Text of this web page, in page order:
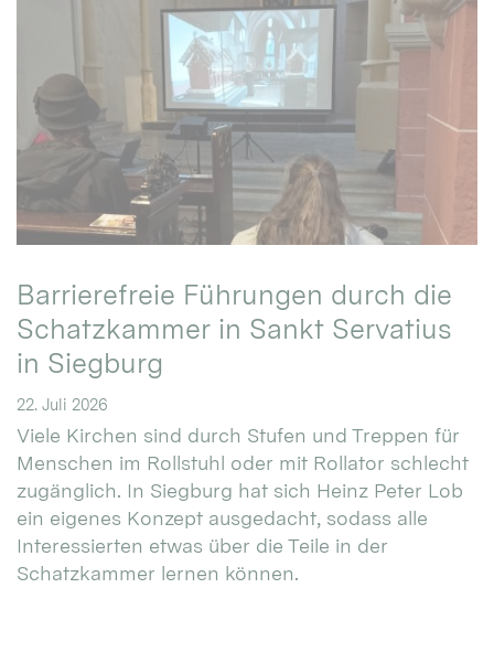
Barrierefreie Führungen durch die
Schatzkammer in Sankt Servatius
in Siegburg
22. Juli 2026
Viele Kirchen sind durch Stufen und Treppen für
Menschen im Rollstuhl oder mit Rollator schlecht
zugänglich. In Siegburg hat sich Heinz Peter Lob
ein eigenes Konzept ausgedacht, sodass alle
Interessierten etwas über die Teile in der
Schatzkammer lernen können.